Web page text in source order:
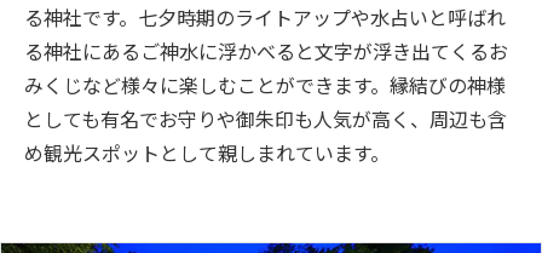
閉じる
る神社です。七夕時期のライトアップや水占いと呼ばれ
る神社にあるご神水に浮かべると文字が浮き出てくるお
みくじなど様々に楽しむことができます。縁結びの神様
としても有名でお守りや御朱印も人気が高く、周辺も含
め観光スポットとして親しまれています。